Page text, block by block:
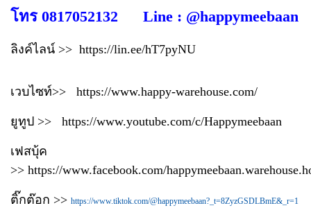
โทร 0817052132 Line : @happymeebaan
ลิงค์ไลน์ >> https://lin.ee/hT7pyNU
เวบไซท์>> https://www.happy-warehouse.com/
ยูทูป >> https://www.youtube.com/c/Happymeebaan
เฟสบุ้ค
>> https://www.facebook.com/
ติ๊กต๊อก >> https://www.tiktok.com/@happymeebaan?_t=8ZyzGSDLBmE&_r=1